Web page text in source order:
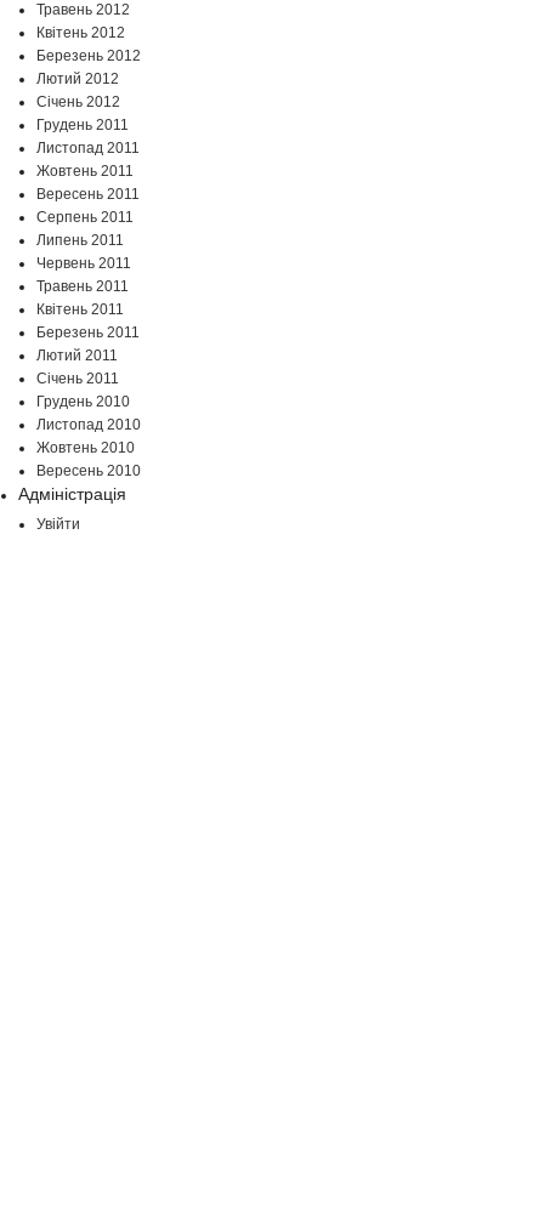
Травень 2012
Квітень 2012
Березень 2012
Лютий 2012
Січень 2012
Грудень 2011
Листопад 2011
Жовтень 2011
Вересень 2011
Серпень 2011
Липень 2011
Червень 2011
Травень 2011
Квітень 2011
Березень 2011
Лютий 2011
Січень 2011
Грудень 2010
Листопад 2010
Жовтень 2010
Вересень 2010
Адміністрація
Увійти